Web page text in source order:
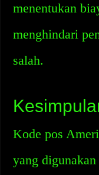
menentukan
menghindari
salah.
Kode pos
yang